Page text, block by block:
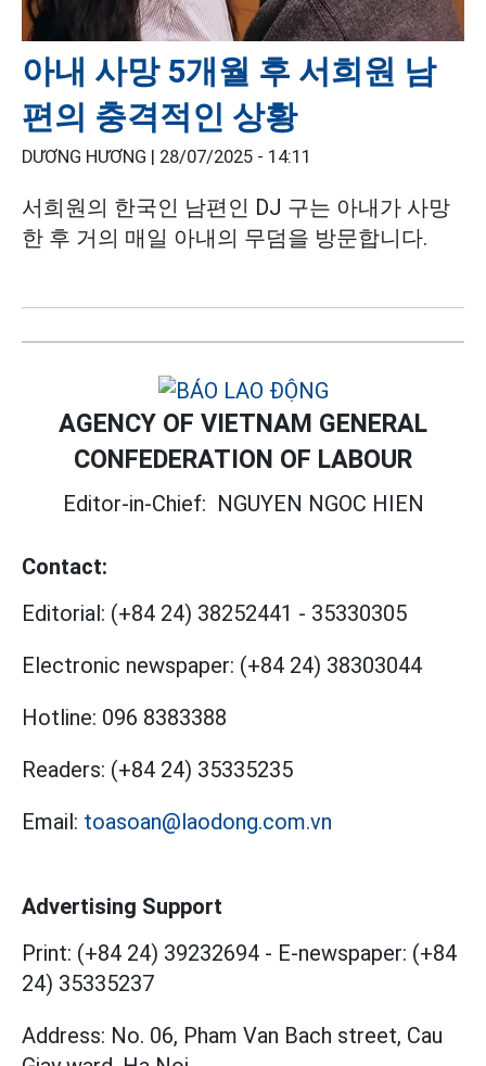
아내 사망 5개월 후 서희원 남
편의 충격적인 상황
DƯƠNG HƯƠNG | 28/07/2025 - 14:11
서희원의 한국인 남편인 DJ 구는 아내가 사망
한 후 거의 매일 아내의 무덤을 방문합니다.
AGENCY OF VIETNAM GENERAL
CONFEDERATION OF LABOUR
Editor-in-Chief: NGUYEN NGOC HIEN
Contact:
Editorial: (+84 24) 38252441 - 35330305
Electronic newspaper: (+84 24) 38303044
Hotline: 096 8383388
Readers: (+84 24) 35335235
Email: toasoan@laodong.com.vn
Advertising Support
Print: (+84 24) 39232694 - E-newspaper: (+84
24) 35335237
Address: No. 06, Pham Van Bach street, Cau